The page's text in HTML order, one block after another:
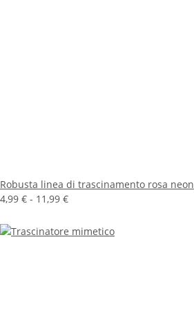
Robusta linea di trascinamento rosa neon
4,99 € - 11,99 €